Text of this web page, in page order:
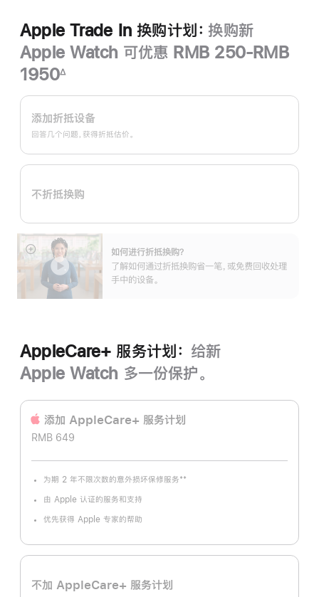
Apple Trade In 换购计划： 换购新
Apple Watch 可优惠 RMB 250-RMB
1950
注
∆
Apple
Trade
换
购
划：
添加折抵设备
回答几个问题，获得折抵估价。
不折抵换购
如何进行折抵换购？
了解如何通过折抵换购省一笔，或免费回收处理
手中的设备。
展
AppleCare+ 服务计划： 给新
Apple Watch 多一份保护。
添加 AppleCare+ 服务计‍划
RMB 649
为期 2 年不限次数的意外损坏保修服务
注
**
由 Apple 认证的服务和支持
优先获得 Apple 专家的帮助
不加 AppleCare+ 服务计划